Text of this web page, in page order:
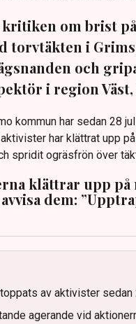
om brist
torvtäkten i
och
i region
kommun har sedan 28
har klättrat upp
spridit ogräsfrön över
klättrar upp på
dem:
av aktivister sedan
agerande vid